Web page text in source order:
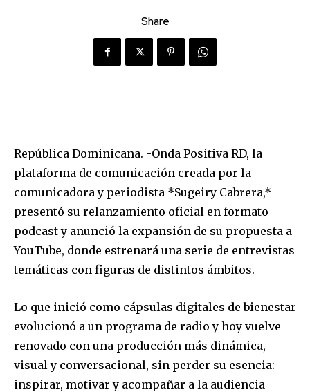
Share
República Dominicana. -Onda Positiva RD, la
plataforma de comunicación creada por la
comunicadora y periodista *Sugeiry Cabrera,*
presentó su relanzamiento oficial en formato
podcast y anunció la expansión de su propuesta a
YouTube, donde estrenará una serie de entrevistas
temáticas con figuras de distintos ámbitos.
Lo que inició como cápsulas digitales de bienestar
evolucionó a un programa de radio y hoy vuelve
renovado con una producción más dinámica,
visual y conversacional, sin perder su esencia:
inspirar, motivar y acompañar a la audiencia